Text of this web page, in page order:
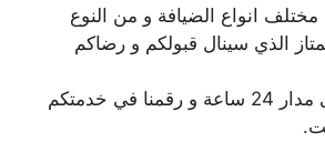
مختلف انواع الضيافة و من النوع
الذي سينال قبولكم و رضاكم
نتواجد على مدار 24 ساعة و رقمنا في خدمتكم